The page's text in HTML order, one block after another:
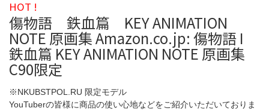
HOT !
傷物語 鉄血篇 KEY ANIMATION
NOTE 原画集 Amazon.co.jp: 傷物語 I
鉄血篇 KEY ANIMATION NOTE 原画集
C90限定
※NKUBSTPOL.RU 限定モデル
YouTuberの皆様に商品の使い心地などをご紹介いただいておりま